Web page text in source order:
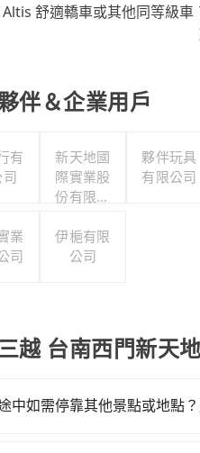
舒適轎車或其他同等級車
伴＆企業用戶
有
新天地國
際實業股
份有限公
夥伴玩具
有限公司
業
司
伊梔有限
公司
越 台南西門新天
中如需停靠其他景點或地點